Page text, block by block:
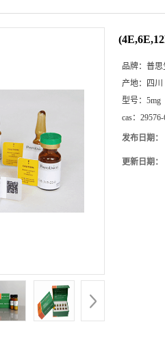
品牌： 普思
产地：
四川
型号： 5mg
cas：
发布日期：
更新日期：